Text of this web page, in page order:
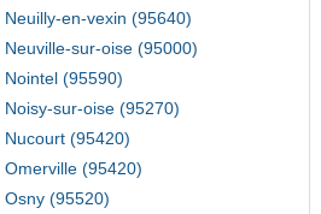
en-vexin (95640)
sur-oise (95000)
(95590)
sur-oise (95270)
(95420)
(95420)
(95520)